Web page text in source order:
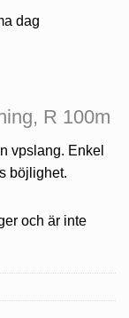
dag
R 100m
vpslang. Enkel
böjlighet.
och är inte